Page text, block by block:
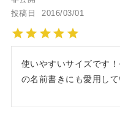
投稿日
2016/03/01
使いやすいサイズです
の名前書きにも愛用し